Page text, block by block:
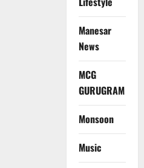
Manesar
News
MCG
GURUGRAM
Monsoon
Music